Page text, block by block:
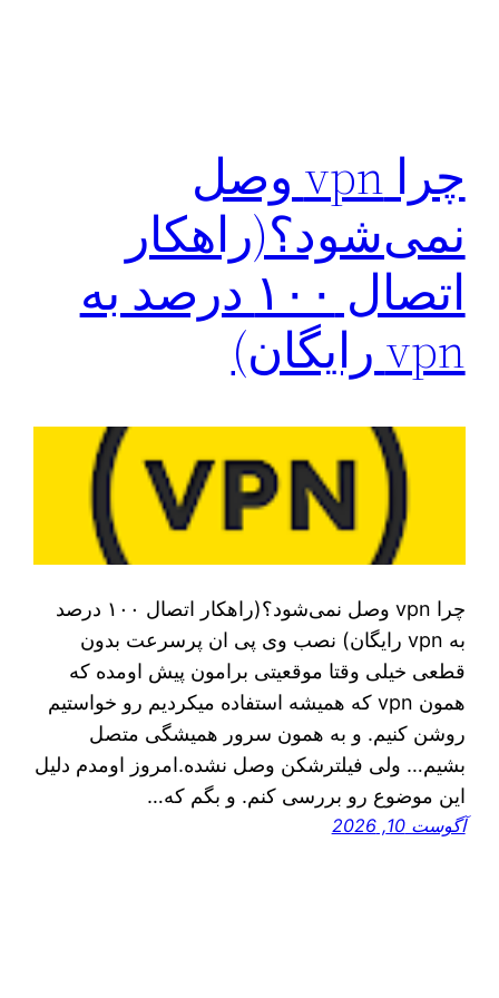
چرا vpn وصل
نمی‌شود؟(راهکار
اتصال ۱۰۰ درصد به
vpn رایگان)
چرا vpn وصل نمی‌شود؟(راهکار اتصال ۱۰۰ درصد
به vpn رایگان) نصب وی پی ان پرسرعت بدون
قطعی خیلی وقتا موقعیتی برامون پیش اومده که
همون vpn که همیشه استفاده میکردیم رو خواستیم
روشن کنیم. و به همون سرور همیشگی متصل
بشیم… ولی فیلترشکن وصل نشده.امروز اومدم دلیل
این موضوع رو بررسی کنم. و بگم که…
آگوست 10, 2026